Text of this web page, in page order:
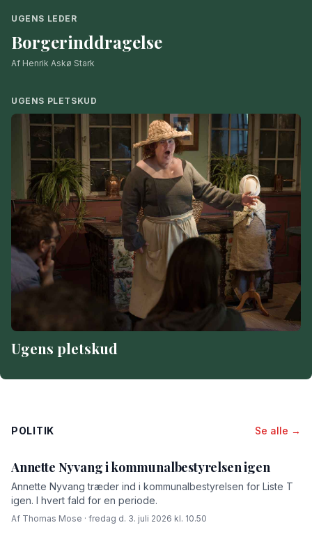
UGENS LEDER
Borgerinddragelse
Af Henrik Askø Stark
UGENS PLETSKUD
Ugens pletskud
POLITIK Se alle →
Annette Nyvang i kommunalbestyrelsen igen
Annette Nyvang træder ind i kommunalbestyrelsen for Liste T
igen. I hvert fald for en periode.
Af Thomas Mose · fredag d. 3. juli 2026 kl. 10.50